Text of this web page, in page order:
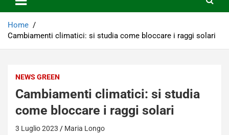
Home
Cambiamenti climatici: si studia come bloccare i raggi solari
NEWS GREEN
Cambiamenti climatici: si studia
come bloccare i raggi solari
3 Luglio 2023 Maria Longo